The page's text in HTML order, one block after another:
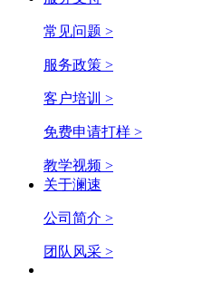
常见问题 >
服务政策 >
客户培训 >
免费申请打样 >
教学视频 >
关于澜速
公司简介 >
团队风采 >